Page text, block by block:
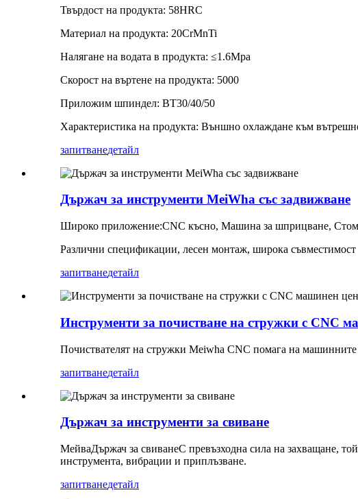
Твърдост на продукта: 58HRC
Материал на продукта: 20CrMnTi
Налягане на водата в продукта: ≤1.6Mpa
Скорост на въртене на продукта: 5000
Приложим шпиндел: BT30/40/50
Характеристика на продукта: Външно охлаждане към
запитванедетайл
Държач за инструменти MeiWha със задвижване
Широко приложение:CNC късно, Машина за шприцване,
Различни спецификации, лесен монтаж, широка съвместимост
запитванедетайл
Инструменти за почистване на стружки с CNC
Почиствателят на стружки Meiwha CNC помага на
запитванедетайл
Държач за инструменти за свиване
МейваДържач за свиванеС превъзходна сила на захващане,
инструмента, вибрации и приплъзване.
запитванедетайл